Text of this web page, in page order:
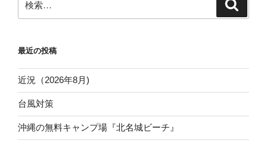
索:
最近の投稿
近況（2026年8月)
台風対策
沖縄の無料キャンプ場『北名城ビーチ』